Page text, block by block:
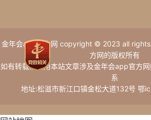
金年会app官方网 copyright © 2023 all
方网的版权所有
如有转载或引用本站文章涉及金年会app官方
系
地址:松滋市新江口镇金松大道132号 鄂